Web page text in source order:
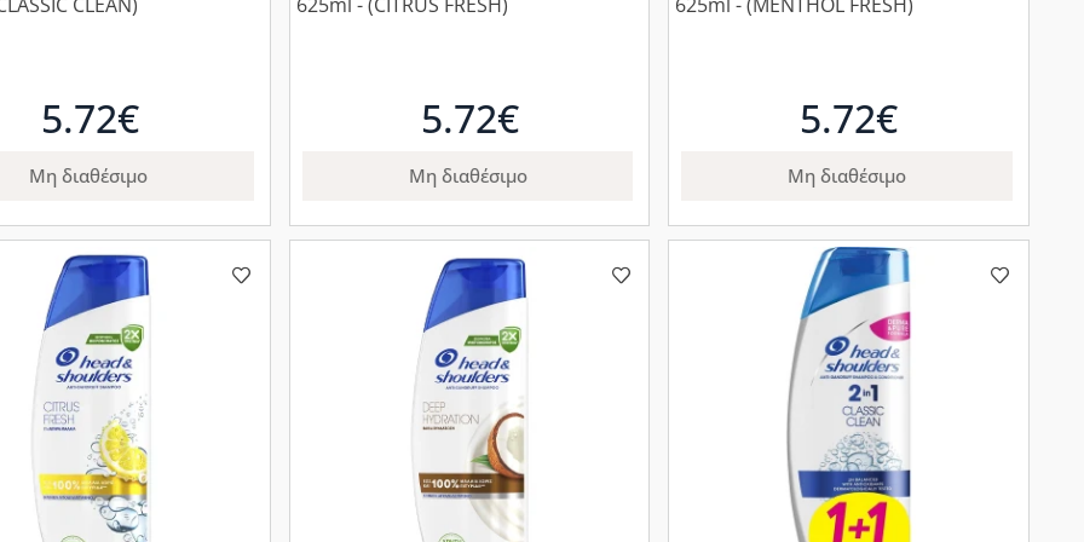
CLEAN)
5.72€
Μη διαθέσιμο
625ml - (CITRUS FRESH)
5.72€
Μη διαθέσιμο
625ml - (MENTHOL FRESH)
5.72€
Μη διαθέσιμο